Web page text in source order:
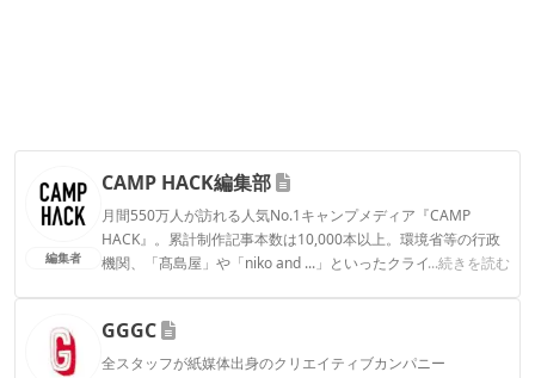
編集者
CAMP HACK編集部
月間550万人が訪れる人気No.1キャンプメディア『CAMP
HACK』。累計制作記事本数は10,000本以上。環境省等の行政
機関、「髙島屋」や「niko and ...」といったクライアントとの
...続きを読む
CAMP HACK編集部のプロフィール
GGGC
全スタッフが紙媒体出身のクリエイティブカンパニー